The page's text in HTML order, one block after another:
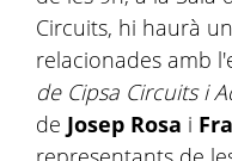
Circuits, hi haurà
relacionades amb
de Cipsa Circuits i
de Josep Rosa i